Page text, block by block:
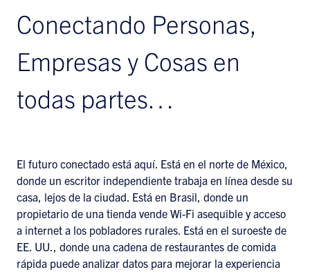
Conectando Personas,
Empresas y Cosas en
todas partes…
El futuro conectado está aquí. Está en el norte de México,
donde un escritor independiente trabaja en línea desde su
casa, lejos de la ciudad. Está en Brasil, donde un
propietario de una tienda vende Wi-Fi asequible y acceso
a internet a los pobladores rurales. Está en el suroeste de
EE. UU., donde una cadena de restaurantes de comida
rápida puede analizar datos para mejorar la experiencia